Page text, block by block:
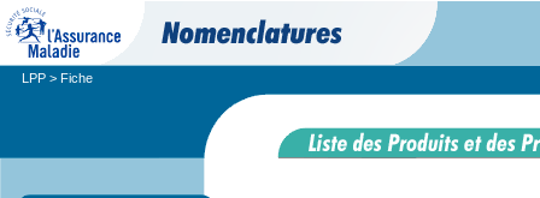
LPP > Fiche